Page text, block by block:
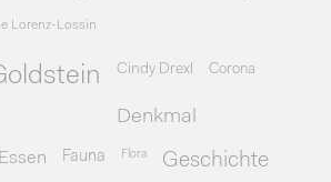
Lorenz-Lossin
Cindy Drexl Corona
Denkmal
Essen Fauna Flora Geschichte